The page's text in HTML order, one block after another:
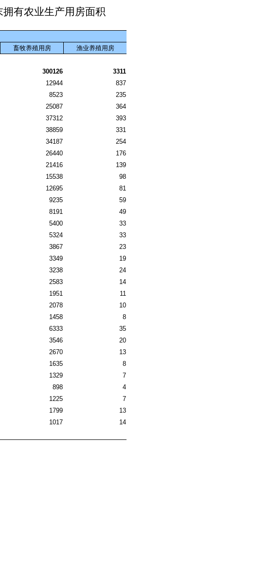
有农业生产用房面积
畜牧养殖用房 渔业养殖用房
300126
3311
12944
837
8523
235
25087
364
37312
393
38859
331
34187
254
26440
176
21416
139
15538
98
12695
81
9235
59
8191
49
5400
33
5324
33
3867
23
3349
19
3238
24
2583
14
1951
11
2078
10
1458
8
6333
35
3546
20
2670
13
1635
8
1329
7
898
4
1225
7
1799
13
1017 14